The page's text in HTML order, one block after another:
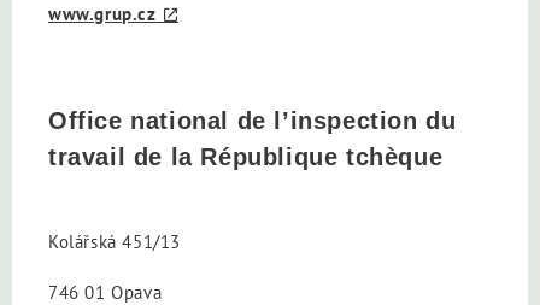
www.grup.cz
Office national de l’inspection du
travail de la République tchèque
Kolářská 451/13
746 01 Opava